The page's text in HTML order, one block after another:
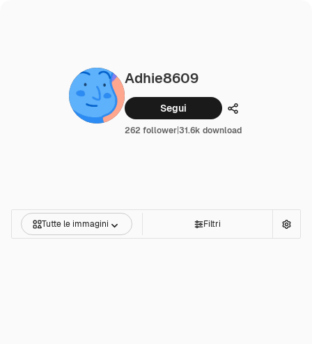
Adhie8609
Segui Condividi
262 follower|31.6k download
Tutte le immagini Filtri